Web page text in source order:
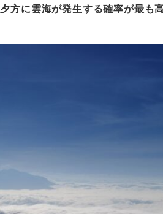
夕方に雲海が発生する確率が最も